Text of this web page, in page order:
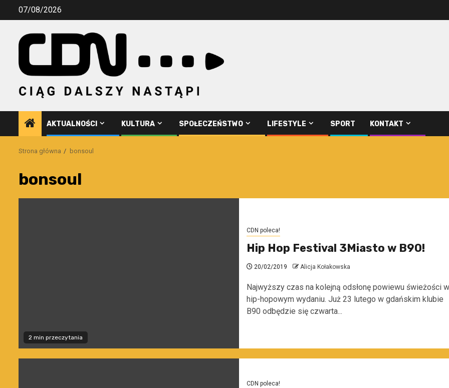
Przejdź07/08/2026
AKTUALNOŚCI KULTURA SPOŁECZEŃSTWO LIFESTYLE SPORT KONTAKT
Strona główna bonsoul
bonsoul
2 min przeczytania
CDN poleca!
Hip Hop Festival 3Miasto w B90!
20/02/2019 Alicja Kołakowska
Najwyższy czas na kolejną odsłonę powiewu świeżości w
hip-hopowym wydaniu. Już 23 lutego w gdańskim klubie
B90 odbędzie się czwarta...
CDN poleca!